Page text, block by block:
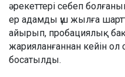
әрекеттері себеп
ер адамды үш жылға
айырып, пробациялық
жарияланғаннан кейін
босатылды.